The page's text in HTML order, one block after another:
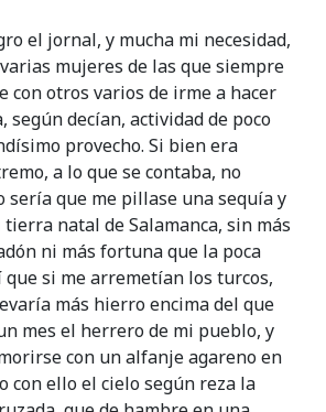
el jornal, y mucha mi necesidad,
mujeres de las que siempre
con otros varios de irme a hacer
según decían, actividad de poco
provecho. Si bien era
a lo que se contaba, no
sería que me pillase una sequía y
natal de Salamanca, sin más
ni más fortuna que la poca
que si me arremetían los turcos,
más hierro encima del que
mes el herrero de mi pueblo, y
con un alfanje agareno en
con ello el cielo según reza la